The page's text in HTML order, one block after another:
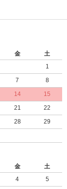
金
土
1
7
8
14
15
21
22
28
29
金
土
4
5